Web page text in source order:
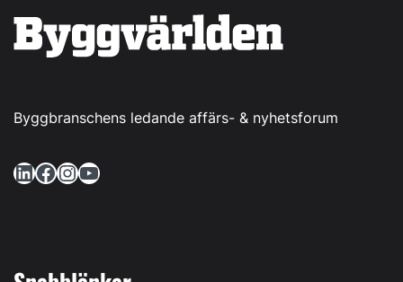
Byggbranschens ledande affärs- & nyhetsforum
LinkedIn Facebook InstagramYouTube